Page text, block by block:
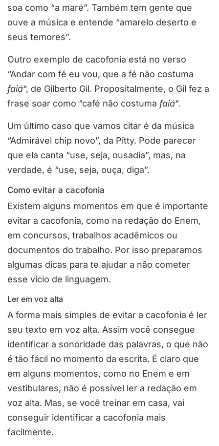
soa como “a maré”. Também tem gente que
ouve a música e entende “amarelo deserto e
seus temores”.
Outro exemplo de cacofonia está no verso
“Andar com fé eu vou, que a fé não costuma
faiá“, de Gilberto Gil. Propositalmente, o Gil fez a
frase soar como “café não costuma faiá“.
Um último caso que vamos citar é da música
“Admirável chip novo”, da Pitty. Pode parecer
que ela canta “use, seja, ousadia”, mas, na
verdade, é “use, seja, ouça, diga”.
Como evitar a cacofonia
Existem alguns momentos em que é importante
evitar a cacofonia, como na redação do Enem,
em concursos, trabalhos acadêmicos ou
documentos do trabalho. Por isso preparamos
algumas dicas para te ajudar a não cometer
esse vício de linguagem.
Ler em voz alta
A forma mais simples de evitar a cacofonia é ler
seu texto em voz alta. Assim você consegue
identificar a sonoridade das palavras, o que não
é tão fácil no momento da escrita. É claro que
em alguns momentos, como no Enem e em
vestibulares, não é possível ler a redação em
voz alta. Mas, se você treinar em casa, vai
conseguir identificar a cacofonia mais
facilmente.